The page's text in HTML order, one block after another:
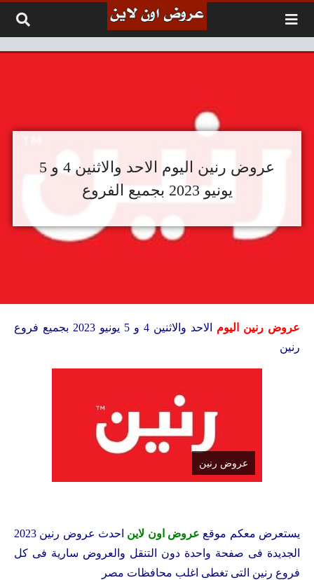
عروض رنين اليوم الاحد والاثنين 4 و 5
يونيو 2023 بجميع الفروع
عروض رنين اليوم
الاحد والاثنين 4 و 5 يونيو 2023 بجميع فروع
رنين
عروض رنين
يستعرض معكم موقع عروض اون لاين
احدث عروض رنين 2023
الجديدة فى صفحة واحدة دون التنقل والعروض سارية فى كل
فروع رنين التى تغطى اغلب محافظات مصر